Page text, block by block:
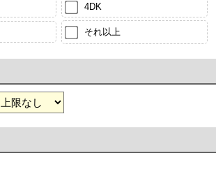
4DK
それ以上